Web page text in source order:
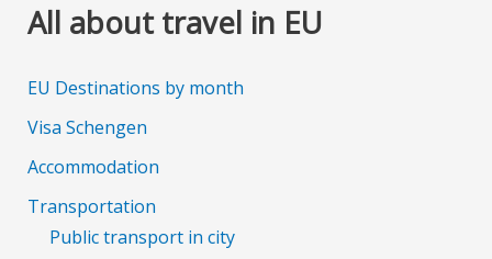
All about travel in EU
EU Destinations by month
Visa Schengen
Accommodation
Transportation
Public transport in city